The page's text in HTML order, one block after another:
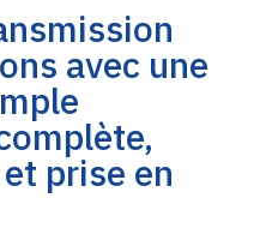
avec une
prise en